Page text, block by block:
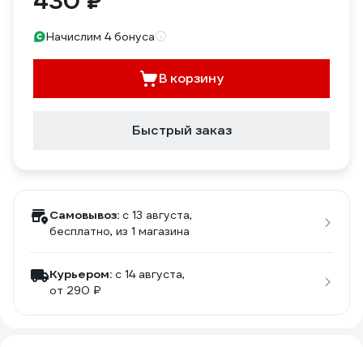
Начислим 4 бонуса
В корзину
Быстрый заказ
Самовывоз: c 13 августа,
бесплатно, из 1 магазина
Курьером: c 14 августа,
от 290 ₽